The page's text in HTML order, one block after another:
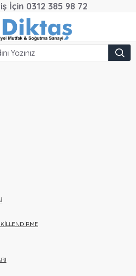
İçin 0312 385 98 72